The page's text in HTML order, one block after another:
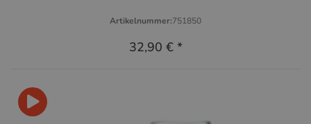
Artikelnummer:751850
32,90 € *